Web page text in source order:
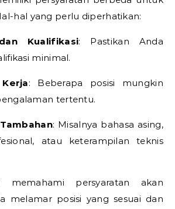
hal yang perlu diperhatikan:
Kualifikasi: Pastikan Anda
minimal.
: Beberapa posisi mungkin
tertentu.
: Misalnya bahasa asing,
atau keterampilan teknis
memahami persyaratan akan
melamar posisi yang sesuai dan